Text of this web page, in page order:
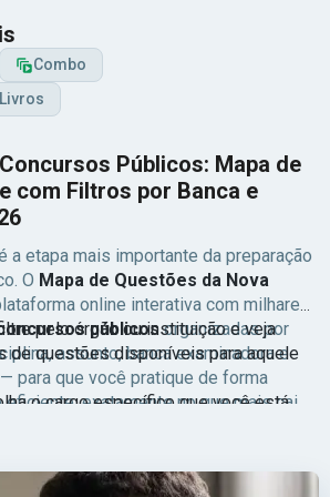
Combo
Livros
Públicos: Mapa de
com Filtros por Banca e
a etapa mais importante da preparação
O Mapa de Questões da Nova
online interativa com milhares
públicosorganizadas por
assunto, banca examinadora e
para que você pratique de forma
exatamente no que mais cai
PRF, Banco do Brasil, Petrobras,
pelo órgão ou instituição e veja
de questões disponíveis para aquele
o cargo específico que você está
com questões alinhadas ao seu
pacotes de questões para